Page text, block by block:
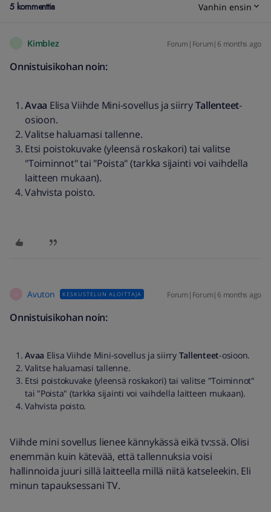
5 kommenttia Vanhin ensin
Kimblez Forum|Forum|6 months ago
Onnistuisikohan noin:
Avaa Elisa Viihde Mini-sovellus ja siirryTallenteet-
osioon.
Valitse haluamasi tallenne.
Etsi poistokuvake (yleensä roskakori) tai valitse
"Toiminnot" tai "Poista" (tarkka sijainti voi vaihdella
laitteen mukaan).
Vahvista poisto.
Avuton KESKUSTELUN ALOITTAJA Forum|Forum|6 months ago
Onnistuisikohan noin:
Avaa Elisa Viihde Mini-sovellus ja siirry Tallenteet-osioon.
Valitse haluamasi tallenne.
Etsi poistokuvake (yleensä roskakori) tai valitse "Toiminnot"
tai "Poista" (tarkka sijainti voi vaihdella laitteen mukaan).
Vahvista poisto.
Viihde mini sovellus lienee kännykässä eikä tv:ssä. Olisi
enemmän kuin kätevää, että tallennuksia voisi
hallinnoida juuri sillä laitteella millä niitä katseleekin. Eli
minun tapauksessani TV.